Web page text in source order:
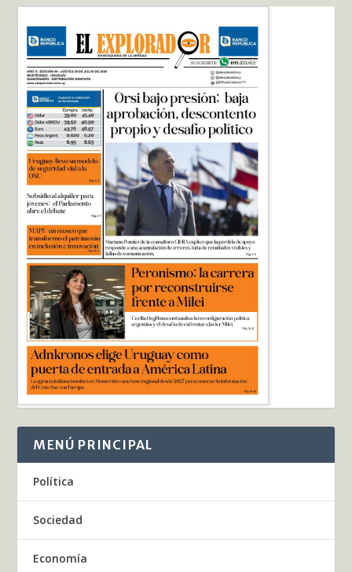
MENÚ PRINCIPAL
Política
Sociedad
Economía